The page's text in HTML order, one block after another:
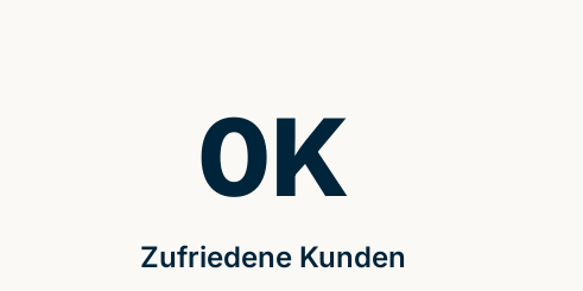
Zufriedene Kunden
0K